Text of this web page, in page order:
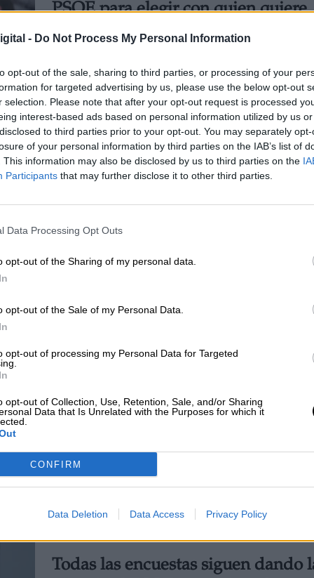
- Do Not Process My Personal Information
opt-out of the sale, sharing to third parties, or processing of your
for targeted advertising by us, please use the below opt-out
selection. Please note that after your opt-out request is processed
interest-based ads based on personal information utilized by us
to third parties prior to your opt-out. You may separately
of your personal information by third parties on the IAB’s list of
This information may also be disclosed by us to third parties on the
Participants that may further disclose it to other third parties.
Data Processing Opt Outs
opt-out of the Sharing of my personal data.
opt-out of the Sale of my Personal Data.
opt-out of processing my Personal Data for Targeted
opt-out of Collection, Use, Retention, Sale, and/or Sharing
Data that Is Unrelated with the Purposes for which it
CONFIRM
Data Deletion Data Access Privacy Policy
PSOE para elegir con quien quiere
gobernar
martes, 9 de abril de 2019
El estudio electoral de FPC para
Digital predijo el resultado de los
comicios del 28A
martes, 30 de abril de 2019
electoral del PSOE en unas nuevas
Más artículos de este autor
jueves, 12 de septiembre de 2019
Todas las encuestas siguen dando